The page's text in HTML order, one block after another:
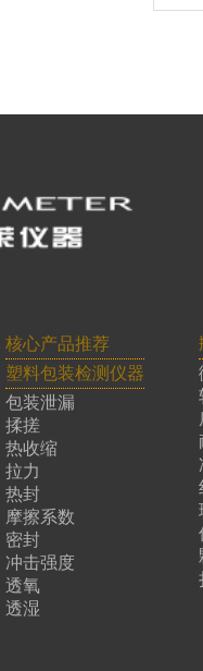
核心产品推荐
塑料包装检测仪器
包装泄漏
揉搓
热收缩
拉力
热封
摩擦系数
密封
冲击强度
透氧
透湿